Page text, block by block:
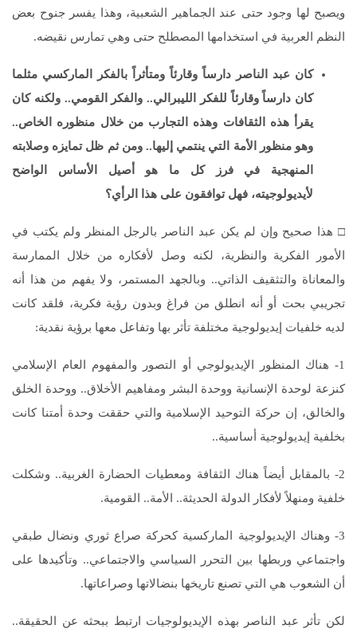
ويصبح لها وجود حتى عند الجماهير الشعبية، وهذا يفسر جنوح بعض
النظم العربية في استخدامها المصطلح حتى وهي تمارس نقيضه.
كان عبد الناصر دارساً وقارئاً ومتأثراً بالفكر الماركسي مثلما
كان دارساً وقارئاً للفكر الليبرالي.. والفكر القومي.. ولكنه كان
يقرأ هذه الثقافات وهذه التجارب من خلال منظوره الخاص..
وهو منظور الأمة التي ينتمي إليها.. ومن ثم ظل تمايزه وصلابته
المنهجية في فرز كل ما هو أصيل الأساس الواضح
لأيديولوجيته، فهل توافقون على هذا الرأي؟
□ هذا صحيح وإن لم يكن عبد الناصر بالرجل المنظر ولم يكتب في
الأمور الفكرية والنظرية، لكنه وصل لأفكاره من خلال الممارسة
والمعاناة والتثقيف الذاتي.. وبالجهد المستمر، ولا يفهم من هذا أنه
تجريبي بحت أو أنه انطلق من فراغ وبدون رؤية فكرية، فلقد كانت
لديه خلفيات إيديولوجية مختلفة تأثر بها وتفاعل معها برؤية نقدية:
1- هناك المنظور الإيديولوجي أو التصور والمفهوم العام الإسلامي
كنزعة لوحدة الإنسانية ووحدة البشر ومفاهيم الأخلاق.. ووحدة الخلق
والخالق، إن حركة التوحيد الإسلامية والتي حققت وحدة أمتنا كانت
بخلفية إيديولوجية أساسية..
2- بالمقابل أيضاً هناك الثقافة ومعطيات الحضارة الغربية.. وشكلت
خلفية ومنهلاً لأفكار الدولة الحديثة.. الأمة.. القومية.
3- وهناك الإيديولوجية الماركسية كحركة صراع ثوري ونضال طبقي
واجتماعي وربطها بين التحرر السياسي والاجتماعي.. وتأكيدها على
أن الشعوب هي التي تصنع تاريخها بنضالاتها وصراعاتها.
لكن تأثر عبد الناصر بهذه الإيديولوجيات ارتبط ببحثه عن الحقيقة..